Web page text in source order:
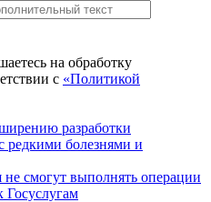
на обработку
с «Политикой
разработки
редкими болезнями и
смогут выполнять операции
Госуслугам